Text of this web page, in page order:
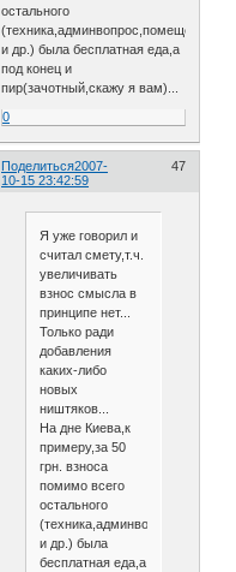
остального
(техника,админвопрос,помещение
и др.) была бесплатная еда,а
под конец и
пир(зачотный,скажу я вам)...
0
Поделиться 47
2007-
10-15 23:42:59
Я уже говорил и
считал смету,т.ч.
увеличивать
взнос смысла в
принципе нет...
Только ради
добавления
каких-либо
новых
ништяков...
На дне Киева,к
примеру,за 50
грн. взноса
помимо всего
остального
и др.) была
бесплатная еда,а